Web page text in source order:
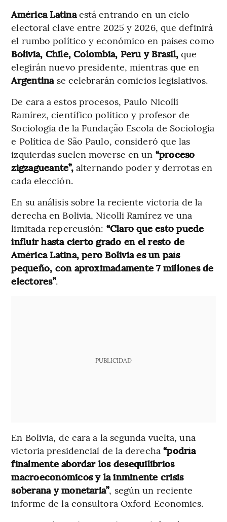
América Latinaestá entrando en un ciclo
electoral clave entre 2025 y 2026, que definirá
el rumbo político y económico en países como
Bolivia, Chile, Colombia, Perú y Brasil, que
elegirán nuevo presidente, mientras que en
Argentinase celebrarán comicios legislativos.
De cara a estos procesos, Paulo Nicolli
Ramírez, científico político y profesor de
Sociología de la Fundação Escola de Sociologia
e Política de São Paulo, consideró que las
izquierdas suelen moverse en un “proceso
zigzagueante”, alternando poder y derrotas en
cada elección.
En su análisis sobre la reciente victoria de la
derecha en Bolivia, Nicolli Ramírez ve una
limitada repercusión: “Claro que esto puede
influir hasta cierto grado en el resto de
América Latina, pero Bolivia es un país
pequeño, con aproximadamente 7 millones de
electores”.
PUBLICIDAD
En Bolivia, de cara a la segunda vuelta, una
victoria presidencial de la derecha“podría
finalmente abordar los desequilibrios
macroeconómicos y la inminente crisis
soberana y monetaria”, según un reciente
informe de la consultora Oxford Economics.